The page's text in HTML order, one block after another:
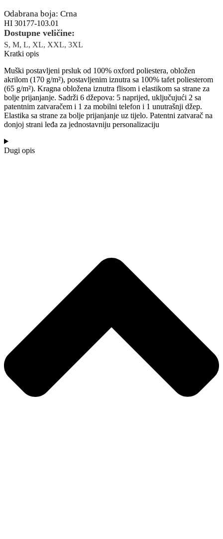
Odabrana boja: Crna
HI 30177-103.01
Dostupne veličine:
S, M, L, XL, XXL, 3XL
Kratki opis
Muški postavljeni prsluk od 100% oxford poliestera, obložen
akrilom (170 g/m²), postavljenim iznutra sa 100% tafet poliesterom
(65 g/m²). Kragna obložena iznutra flisom i elastikom sa strane za
bolje prijanjanje. Sadrži 6 džepova: 5 naprijed, uključujući 2 sa
patentnim zatvaračem i 1 za mobilni telefon i 1 unutrašnji džep.
Elastika sa strane za bolje prijanjanje uz tijelo. Patentni zatvarač na
donjoj strani leđa za jednostavniju personalizaciju
Dugi opis